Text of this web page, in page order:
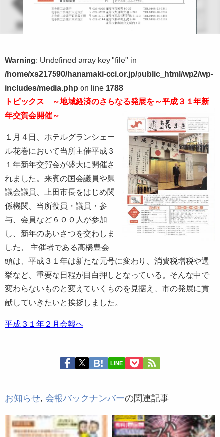
Warning: Undefined array key "file" in
/home/xs217590/hanamaki-cci.or.jp/public_html/wp2/wp-
includes/media.php on line 1788
トピックス ～地域経済のさらなる発展を～平成３１年新
年交賀会開催～
１月４日、ホテルグランシェー
ル花巻において当所主催平成３
１年新年交賀会が盛大に開催さ
れました。来賓の国会議員や県
議会議員、上田市長をはじめ関
係機関、当所役員・議員・参
与、会員など６００人が参加
し、新年のあいさつを交わしま
した。 主催者である髙橋豊会
頭は、平成３１年は新たな元号に変わり、消費税増税や選
挙など、重要な日程が目白押しとなっている。そんな中で
変わらないものと変えていくものを見据え、市の発展に貢
献していきたいと挨拶しました。
平成３１年２月会報へ
LINE
お知らせ, 会報バックナンバーの関連記事